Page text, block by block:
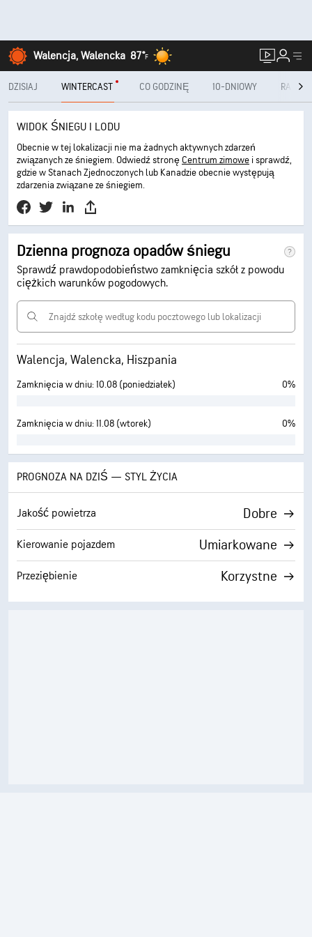
Walencja, Walencka 87°F
DZISIAJ WINTERCAST CO GODZINĘ 10-DNIOWY RADAR
WIDOK ŚNIEGU I LODU
Obecnie w tej lokalizacji nie ma żadnych aktywnych zdarzeń
związanych ze śniegiem. Odwiedź stronę Centrum zimowe i sprawdź,
gdzie w Stanach Zjednoczonych lub Kanadzie obecnie występują
zdarzenia związane ze śniegiem.
Dzienna prognoza opadów śniegu
Sprawdź prawdopodobieństwo zamknięcia szkół z powodu
ciężkich warunków pogodowych.
Walencja, Walencka, Hiszpania
Zamknięcia w dniu: 10.08 (poniedziałek) 0%
Zamknięcia w dniu: 11.08 (wtorek) 0%
PROGNOZA NA DZIŚ — STYL ŻYCIA
Jakość powietrza Dobre
Kierowanie pojazdem Umiarkowane
Przeziębienie Korzystne